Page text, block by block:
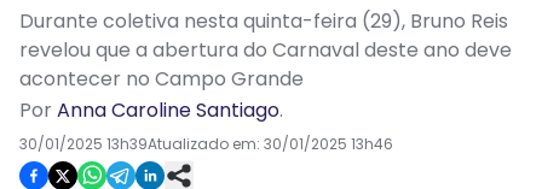
Durante coletiva nesta quinta-feira (29), Bruno Reis
revelou que a abertura do Carnaval deste ano deve
acontecer no Campo Grande
PorAnna Caroline Santiago.
30/01/2025 13h39Atualizado em: 30/01/2025 13h46